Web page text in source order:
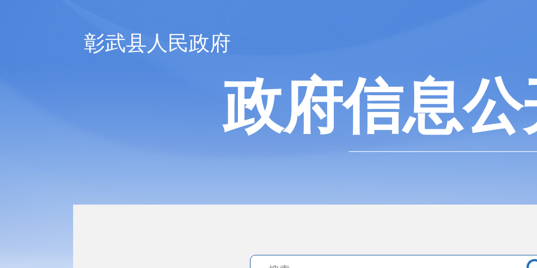
彰武县人民政府
政府信息公